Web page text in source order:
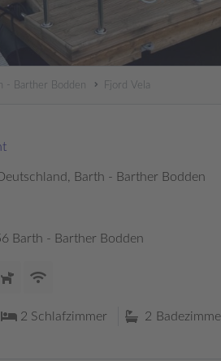
- Barther Bodden Fjord Vela
Barth - Barther Bodden
Barth - Barther Bodden
Schlafzimmer
2 2